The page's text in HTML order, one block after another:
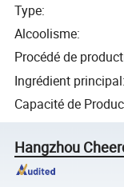
Type:
Alcoolisme:
Procédé de
Ingrédient principal:
Capacité de
Hangzhou